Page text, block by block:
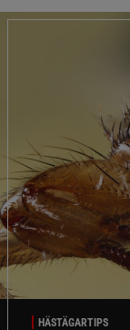
HÄSTÄGARTIPS